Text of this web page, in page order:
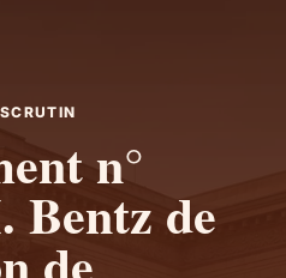
n°
Bentz de